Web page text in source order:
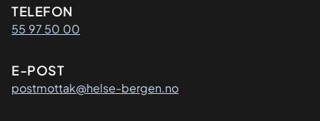
Kontaktinformasjon
TELEFON
55 97 50 00
E-POST
postmottak@helse-bergen.no